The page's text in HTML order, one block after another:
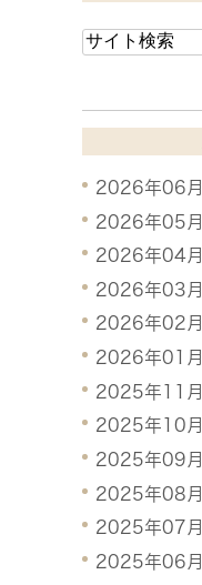
2026年06月
2026年05月
2026年04月
2026年03月
2026年02月
2026年01月
2025年11月
2025年10月
2025年09月
2025年08月
2025年07月
2025年06月